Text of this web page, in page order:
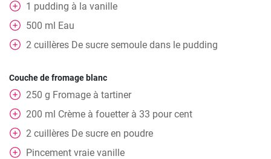
1 pudding à la vanille
500 ml Eau
2 cuillères De sucre semoule dans le pudding
Couche de fromage blanc
250 g Fromage à tartiner
200 ml Crème à fouetter à 33 pour cent
2 cuillères De sucre en poudre
Pincement vraie vanille